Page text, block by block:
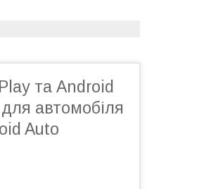
та Android
автомобіля
Auto